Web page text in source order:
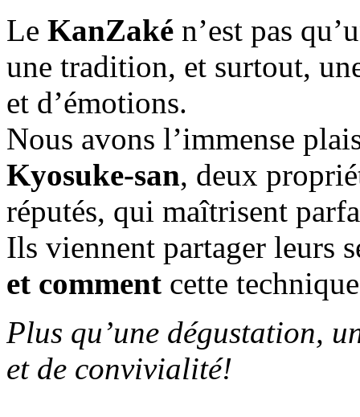
Le KanZaké n’est pas
une tradition, et surtout,
et d’émotions.
Nous avons l’immense
Kyosuke-san, deux
réputés, qui maîtrisent
Ils viennent partager leurs
et comment cette
Plus qu’une dégustation,
et de convivialité!